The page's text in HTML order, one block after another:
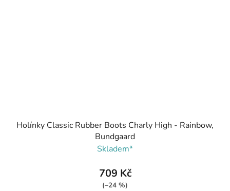
Holínky Classic Rubber Boots Charly High - Rainbow,
Bundgaard
Skladem*
709 Kč
(–24 %)